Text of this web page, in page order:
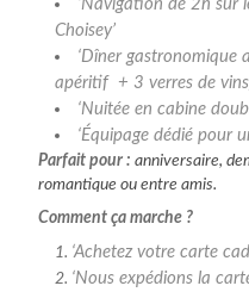
Navigation de 2h sur
Choisey
Dîner gastronomique
apéritif + 3 verres de
Nuitée en cabine
Équipage dédié pour
Parfait pour : anniversaire,
romantique ou entre amis.
Comment ça marche ?
Achetez votre carte
Nous expédions la